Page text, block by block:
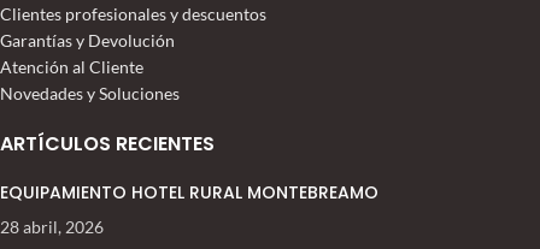
Clientes profesionales y descuentos
Garantías y Devolución
Atención al Cliente
Novedades y Soluciones
ARTÍCULOS RECIENTES
EQUIPAMIENTO HOTEL RURAL MONTEBREAMO
28 abril, 2026